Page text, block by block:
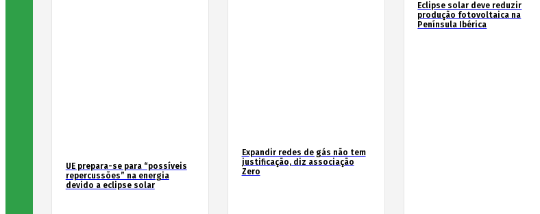
UE prepara-se para “possíveis
repercussões” na energia
devido a eclipse solar
Expandir redes de gás não tem
justificação, diz associação
Zero
Eclipse solar deve reduzir
produção fotovoltaica na
Península Ibérica